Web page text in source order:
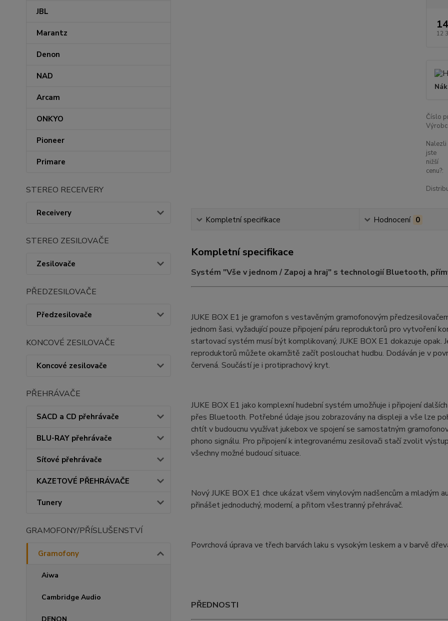
JBL
Marantz
Denon
NAD
Arcam
ONKYO
Pioneer
Primare
STEREO RECEIVERY
Receivery
STEREO ZESILOVAČE
Zesilovače
PŘEDZESILOVAČE
Předzesilovače
KONCOVÉ ZESILOVAČE
Koncové zesilovače
PŘEHRÁVAČE
SACD a CD přehrávače
BLU-RAY přehrávače
Síťové přehrávače
KAZETOVÉ PŘEHRÁVAČE
Tunery
GRAMOFONY/PŘÍSLUŠENSTVÍ
Gramofony
Aiwa
Cambridge Audio
12
Číslo
Nalezli
jste
nižší
cenu?:
Kompletní specifikace Hodnocení 0
Kompletní specifikace
Systém "Vše v jednom / Zapoj a hraj" s technologií Bluetooth,
JUKE BOX E1 je gramofon s vestavěným gramofonovým
jednom šasi, vyžadující pouze připojení páru reproduktorů pro vytvoření
startovací systém musí být komplikovaný, JUKE BOX E1 dokazuje
reproduktorů můžete okamžitě začít poslouchat hudbu. Dodáván je v
červená. Součástí je i protiprachový kryt.
JUKE BOX E1 jako komplexní hudební systém umožňuje i připojení
přes Bluetooth. Potřebné údaje jsou zobrazovány na displeji a vše lze
chtít v budoucnu využívat jukebox ve spojení se samostatným
phono signálu. Pro připojení k integrovanému zesilovači stačí zvolit
všechny možné budoucí situace.
Nový JUKE BOX E1 chce ukázat všem vinylovým nadšencům a mladým
přinášet jednoduchý, moderní, a přitom všestranný přehrávač.
Povrchová úprava ve třech barvách laku s vysokým leskem a v barvě
PŘEDNOSTI